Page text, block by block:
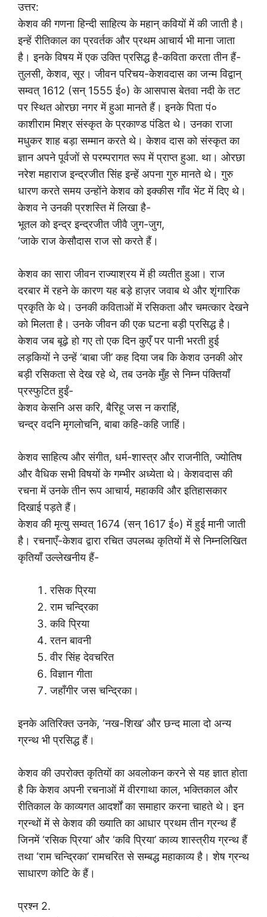
उत्तर:
केशव की गणना हिन्दी साहित्य के महान् कवियों में की जाती है।
इन्हें रीतिकाल का प्रवर्तक और प्रथम आचार्य भी माना जाता
है। इनके विषय में एक उक्ति प्रसिद्ध है-कविता करता तीन हैं-
तुलसी, केशव, सूर। जीवन परिचय-केशवदास का जन्म विद्वान्
सम्वत् 1612 (सन् 1555 ई०) के आसपास बेतवा नदी के तट
पर स्थित ओरछा नगर में हुआ मानते हैं। इनके पिता पं०
काशीराम मिश्र संस्कृत के प्रकाण्ड पंडित थे। उनका राजा
मधुकर शाह बड़ा सम्मान करते थे। केशव दास को संस्कृत का
ज्ञान अपने पूर्वजों से परम्परागत रूप में प्राप्त हुआ. था। ओरछा
नरेश महाराज इन्द्रजीत सिंह इन्हें अपना गुरु मानते थे। गुरु
धारण करते समय उन्होंने केशव को इक्कीस गाँव भेंट में दिए थे।
केशव ने उनकी प्रशस्ति में लिखा है-
भूतल को इन्द्र इन्द्रजीत जीवै जुग-जुग,
‘जाके राज केसौदास राज सो करते हैं।
केशव का सारा जीवन राज्याश्रय में ही व्यतीत हुआ। राज
दरबार में रहने के कारण यह बड़े हाज़र जवाब थे और शृंगारिक
प्रकृति के थे। उनकी कविताओं में रसिकता और चमत्कार देखने
को मिलता है। उनके जीवन की एक घटना बड़ी प्रसिद्ध है।
केशव जब बूढ़े हो गए तो एक दिन कुएँ पर पानी भरती हुई
लड़कियों ने उन्हें ‘बाबा जी’ कह दिया जब कि केशव उनकी ओर
बड़ी रसिकता से देख रहे थे, तब उनके मुँह से निम्न पंक्तियाँ
प्रस्फुटित हुईं-
केशव केसनि अस करि, बैरिहू जस न कराहिं,
चन्द्र वदनि मृगलोचनि, बाबा कहि-कहि जाहिं।
केशव साहित्य और संगीत, धर्म-शास्त्र और राजनीति, ज्योतिष
और वैधिक सभी विषयों के गम्भीर अध्येता थे। केशवदास की
रचना में उनके तीन रूप आचार्य, महाकवि और इतिहासकार
दिखाई पड़ते हैं।
केशव की मृत्यु सम्वत् 1674 (सन् 1617 ई०) में हुई मानी जाती
है। रचनाएँ-केशव द्वारा रचित उपलब्ध कृतियों में से निम्नलिखित
कृतियाँ उल्लेखनीय हैं-
रसिक प्रिया
राम चन्द्रिका
कवि प्रिया
रतन बावनी
वीर सिंह देवचरित
विज्ञान गीता
जहाँगीर जस चन्द्रिका।
इनके अतिरिक्त उनके, ‘नख-शिख’ और छन्द माला दो अन्य
ग्रन्थ भी प्रसिद्ध हैं।
केशव की उपरोक्त कृतियों का अवलोकन करने से यह ज्ञात होता
है कि केशव अपनी रचनाओं में वीरगाथा काल, भक्तिकाल और
रीतिकाल के काव्यगत आदर्शों का समाहार करना चाहते थे। इन
ग्रन्थों में से केशव की ख्याति का आधार प्रथम तीन ग्रन्थ हैं
जिनमें ‘रसिक प्रिया’ और ‘कवि प्रिया’ काव्य शास्त्रीय ग्रन्थ हैं
तथा ‘राम चन्द्रिका’ रामचरित से सम्बद्ध महाकाव्य है। शेष ग्रन्थ
साधारण कोटि के हैं।
प्रश्न 2.